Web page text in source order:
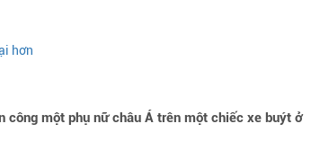
hơn
công một phụ nữ châu Á trên một chiếc xe buýt ở